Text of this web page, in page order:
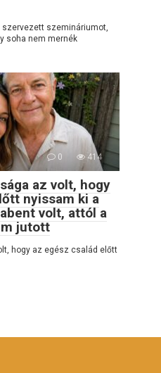
szervezett szemináriumot,
soha nem mernék
0 414
az volt, hogy
nyissam ki a
volt, attól a
jutott
hogy az egész család előtt